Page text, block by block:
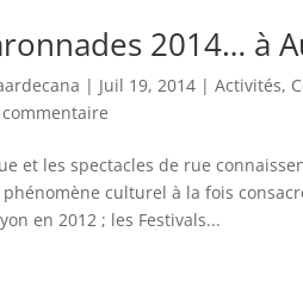
2014… à
| Juil 19, 2014 |Activités,
et les spectacles de rue
culturel à la fois
en 2012 ; les Festivals...